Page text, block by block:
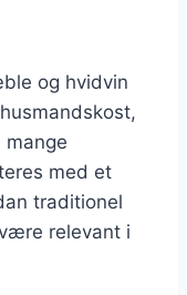
og hvidvin
mange
med et
traditionel
relevant i